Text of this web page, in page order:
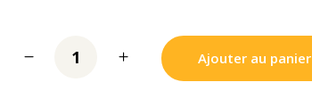
Ajouter au panier